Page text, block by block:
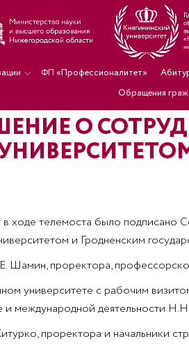
ФП «Профессионалитет»
Обращения
О
в ходе телемоста было
и Гродненским
Шамин, проректора,
университете с рабочим
международной деятельности
проректора и начальники